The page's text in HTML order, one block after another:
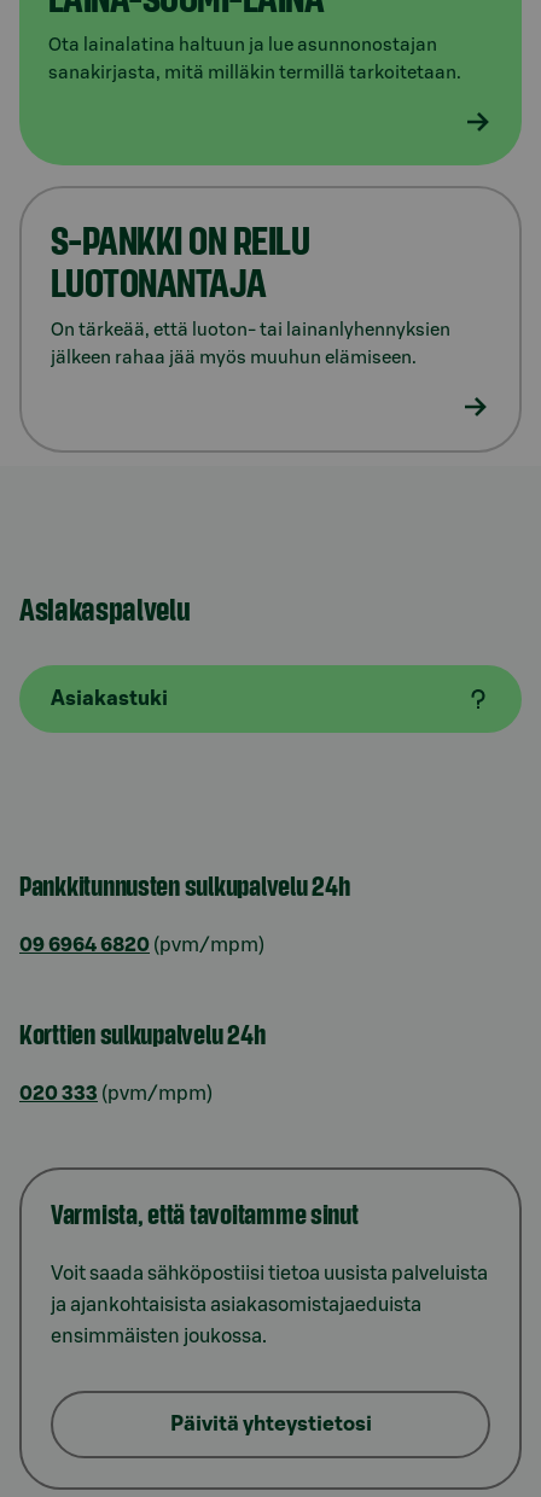
Ota lainalatina haltuun ja lue asunnonostajan
sanakirjasta, mitä milläkin termillä tarkoitetaan.
S-PANKKI ON REILU
LUOTONANTAJA
On tärkeää, että luoton- tai lainanlyhennyksien
jälkeen rahaa jää myös muuhun elämiseen.
Asiakaspalvelu
Asiakastuki
Pankkitunnusten sulkupalvelu 24h
09 6964 6820 (pvm/mpm)
Korttien sulkupalvelu 24h
020 333 (pvm/mpm)
Varmista, että tavoitamme sinut
Voit saada sähköpostiisi tietoa uusista palveluista
ja ajankohtaisista asiakasomistajaeduista
ensimmäisten joukossa.
Päivitä yhteystietosi